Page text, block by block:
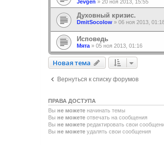
Jevgen » 20 ноя 2013, 15:55
Духовный кризис.
DmitSocolow » 06 ноя 2013,
Исповедь
Мята » 05 ноя 2013, 01:16
Новая тема
Новаятема
Вернуться к списку форумов
ПРАВА ДОСТУПА
Вы не можете начинать темы
Вы не можете отвечать на сообщения
Вы не можете редактировать свои
Вы не можете удалять свои сообщения